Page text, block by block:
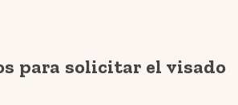
para solicitar el visado